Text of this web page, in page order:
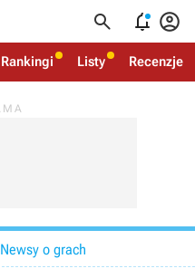
  
Rankingi Listy Recenzje
Newsy o grach